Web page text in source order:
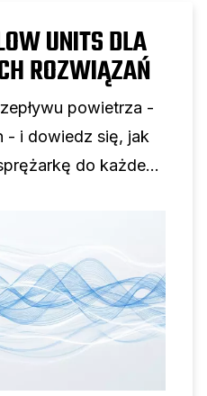
UNITS DLA
ROZWIĄZAŃ
powietrza -
- i dowiedz się, jak
do każdego